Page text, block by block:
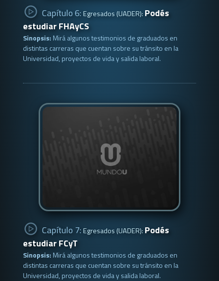
Capítulo 6: Egresados (UADER): Podés
estudiar FHAyCS
Sinopsis: Mirá algunos testimonios de graduados en
distintas carreras que cuentan sobre su tránsito en la
Universidad, proyectos de vida y salida laboral.
Capítulo 7: Egresados (UADER): Podés
estudiar FCyT
Sinopsis: Mirá algunos testimonios de graduados en
distintas carreras que cuentan sobre su tránsito en la
Universidad, proyectos de vida y salida laboral.